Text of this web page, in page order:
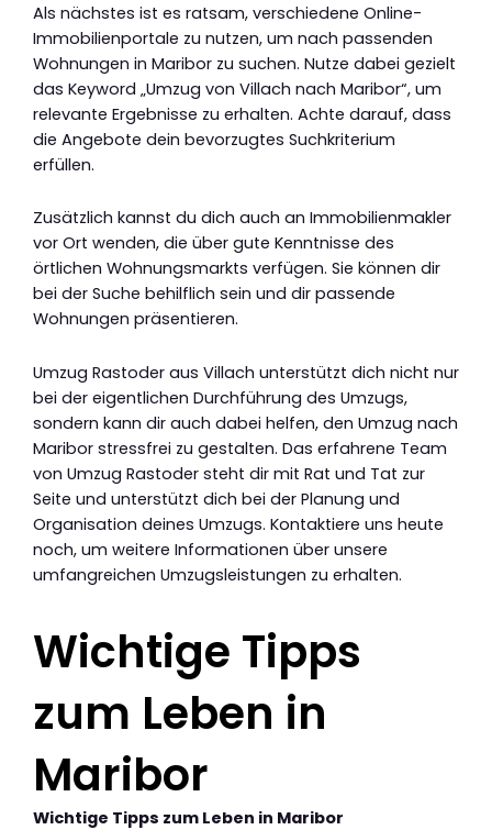
Als nächstes ist es ratsam, verschiedene Online-
Immobilienportale zu nutzen, um nach passenden
Wohnungen in Maribor zu suchen. Nutze dabei gezielt
das Keyword „Umzug von Villach nach Maribor“, um
relevante Ergebnisse zu erhalten. Achte darauf, dass
die Angebote dein bevorzugtes Suchkriterium
erfüllen.
Zusätzlich kannst du dich auch an Immobilienmakler
vor Ort wenden, die über gute Kenntnisse des
örtlichen Wohnungsmarkts verfügen. Sie können dir
bei der Suche behilflich sein und dir passende
Wohnungen präsentieren.
Umzug Rastoder aus Villach unterstützt dich nicht nur
bei der eigentlichen Durchführung des Umzugs,
sondern kann dir auch dabei helfen, den Umzug nach
Maribor stressfrei zu gestalten. Das erfahrene Team
von Umzug Rastoder steht dir mit Rat und Tat zur
Seite und unterstützt dich bei der Planung und
Organisation deines Umzugs. Kontaktiere uns heute
noch, um weitere Informationen über unsere
umfangreichen Umzugsleistungen zu erhalten.
Wichtige Tipps
zum Leben in
Maribor
Wichtige Tipps zum Leben in Maribor